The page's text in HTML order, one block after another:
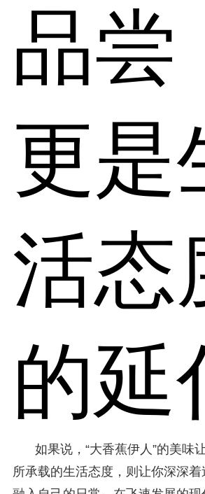
品尝
更是
活态
的延
如果说，“大香蕉伊人”的美味
所承载的生活态度，则让你深深